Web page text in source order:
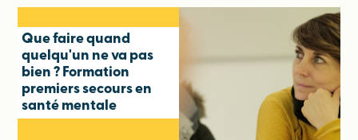
Que faire quand
quelqu'un ne va pas
bien ? Formation
premiers secours en
santé mentale